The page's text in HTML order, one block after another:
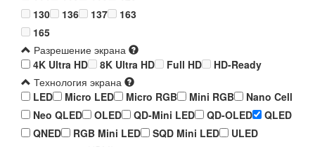
130
136 137
163
165
Разрешение экрана
4K Ultra HD
8K Ultra HD Full HD
HD-Ready
Технология экрана
LED
Micro LED Micro RGB Mini RGB
Nano Cell
Neo QLED
OLED QD-Mini LED QD-OLED
QLED
QNED
RGB Mini LED SQD Mini LED
ULED